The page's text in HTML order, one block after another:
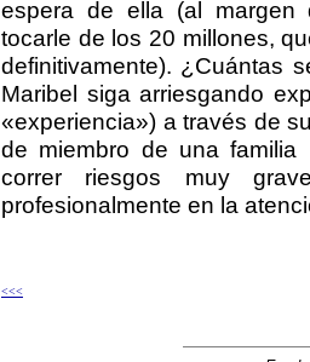
espera de ella (al margen
tocarle de los 20 millones,
definitivamente). ¿Cuántas
Maribel siga arriesgando
«experiencia») a través de
de miembro de una
correr riesgos muy
profesionalmente en la
<<<